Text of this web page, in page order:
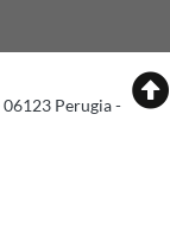
Perugia -